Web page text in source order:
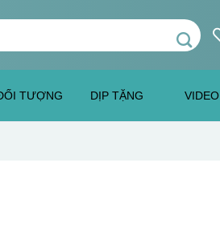
TƯỢNG DỊP TẶNG VIDEO